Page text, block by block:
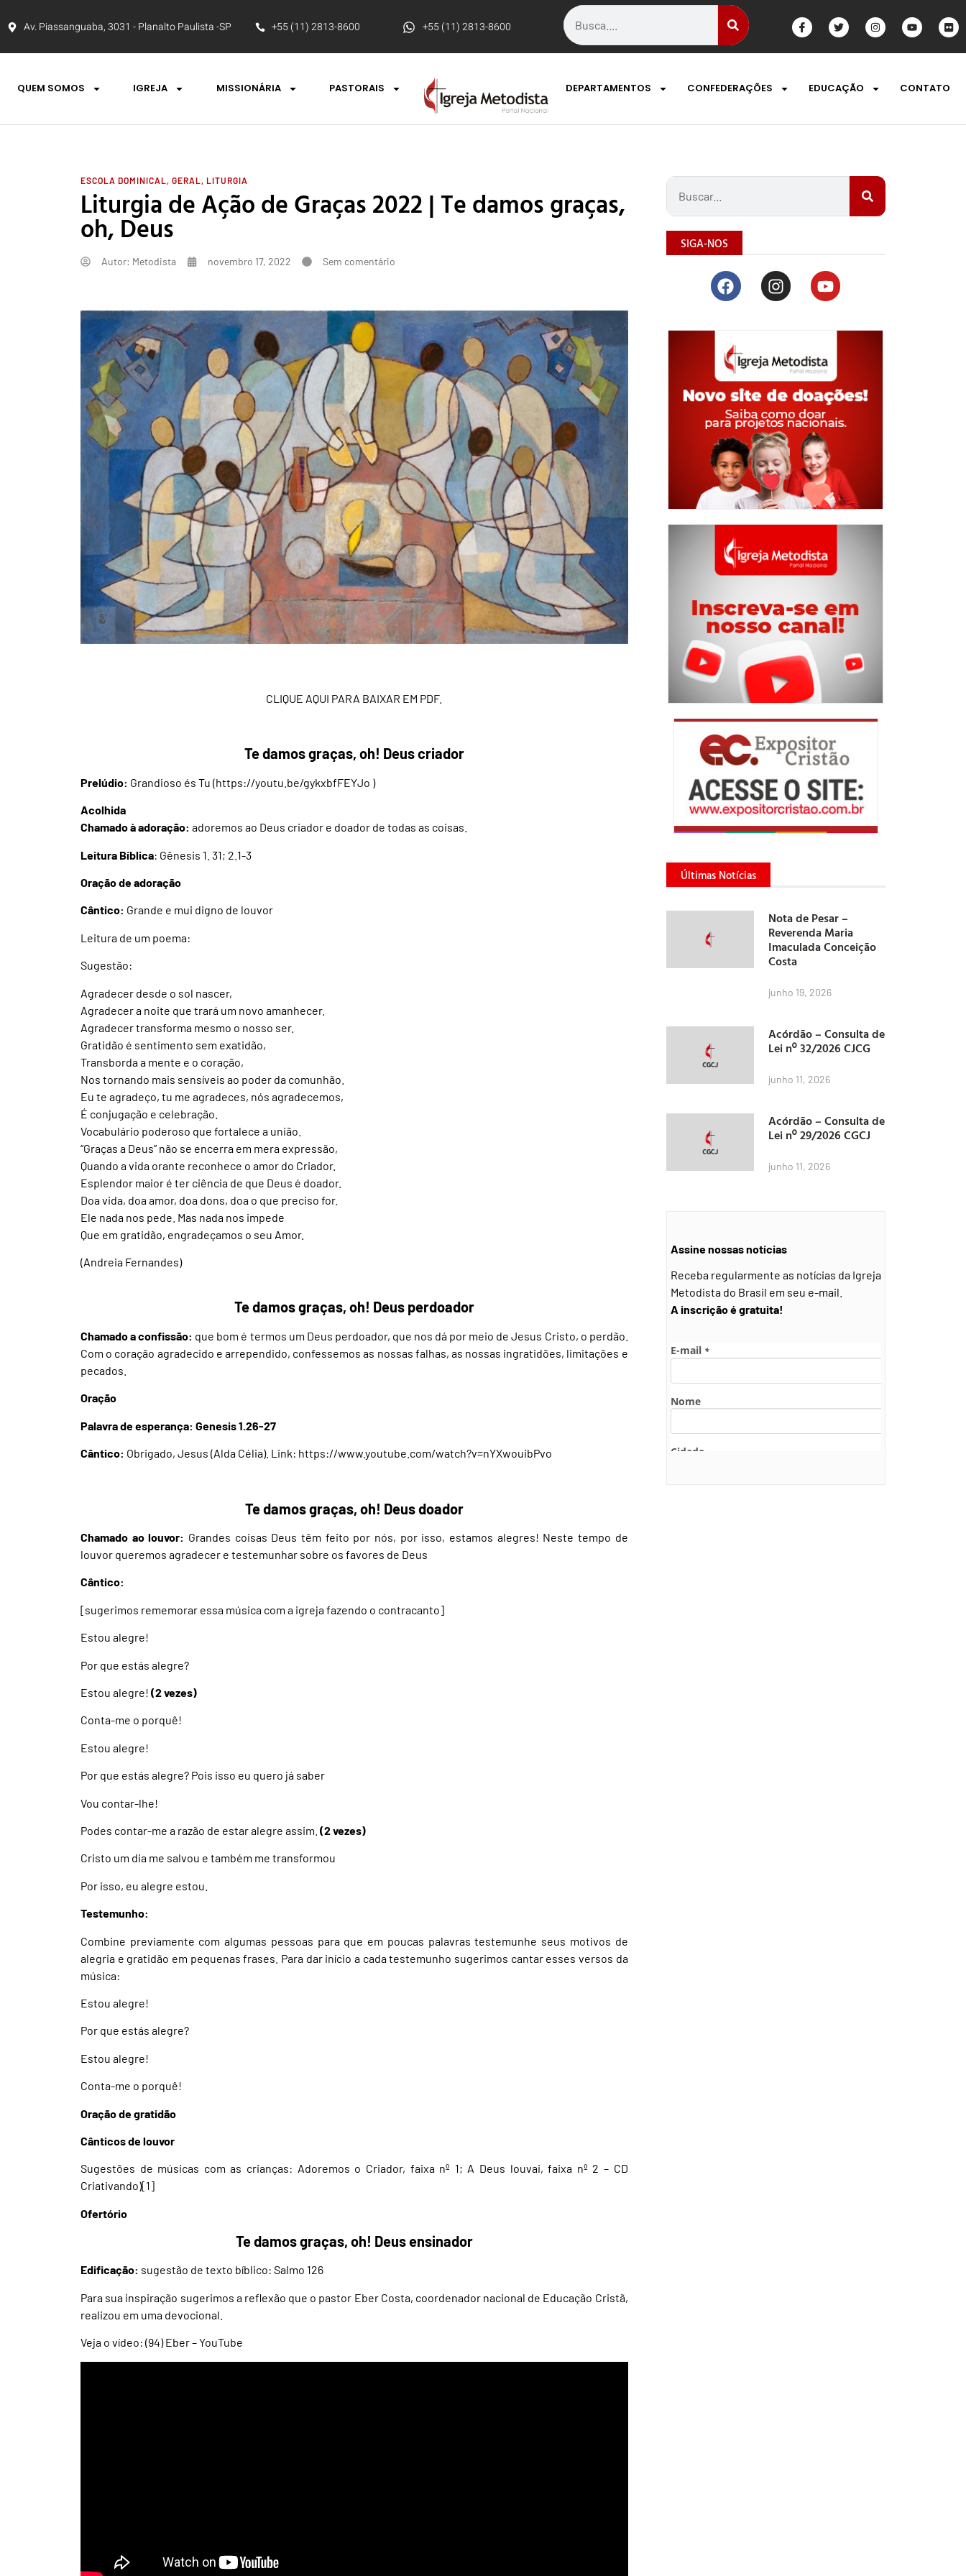
Av. Piassanguaba, 3031 - Planalto Paulista -SP +55 (11) 2813-8600 +55 (11) 2813-8600
QUEM SOMOS IGREJA MISSIONÁRIA PASTORAIS DEPARTAMENTOS CONFEDERAÇÕES EDUCAÇÃO CONTATO
ESCOLA DOMINICAL, GERAL, LITURGIA
Liturgia de Ação de Graças 2022 | Te damos graças,
oh, Deus
Autor: Metodista novembro 17, 2022 Sem comentário
CLIQUE AQUI PARA BAIXAR EM PDF.
Te damos graças, oh! Deus criador
Prelúdio: Grandioso és Tu (https://youtu.be/gykxbfFEYJo )
Acolhida
Chamado à adoração: adoremos ao Deus criador e doador de todas as coisas.
Leitura Bíblica: Gênesis 1. 31; 2.1-3
Oração de adoração
Cântico: Grande e mui digno de louvor
Leitura de um poema:
Sugestão:
Agradecer desde o sol nascer,
Agradecer a noite que trará um novo amanhecer.
Agradecer transforma mesmo o nosso ser.
Gratidão é sentimento sem exatidão,
Transborda a mente e o coração,
Nos tornando mais sensíveis ao poder da comunhão.
Eu te agradeço, tu me agradeces, nós agradecemos,
É conjugação e celebração.
Vocabulário poderoso que fortalece a união.
“Graças a Deus” não se encerra em mera expressão,
Quando a vida orante reconhece o amor do Criador.
Esplendor maior é ter ciência de que Deus é doador.
Doa vida, doa amor, doa dons, doa o que preciso for.
Ele nada nos pede. Mas nada nos impede
Que em gratidão, engradeçamos o seu Amor.
(Andreia Fernandes)
Te damos graças, oh! Deus perdoador
Chamado a confissão: que bom é termos um Deus perdoador, que nos dá por meio de Jesus Cristo, o perdão.
Com o coração agradecido e arrependido, confessemos as nossas falhas, as nossas ingratidões, limitações e
pecados.
Oração
Palavra de esperança: Genesis 1.26-27
Cântico: Obrigado, Jesus (Alda Célia). Link: https://www.youtube.com/watch?v=nYXwouibPvo
Te damos graças, oh! Deus doador
Chamado ao louvor: Grandes coisas Deus têm feito por nós, por isso, estamos alegres! Neste tempo de
louvor queremos agradecer e testemunhar sobre os favores de Deus
Cântico:
[sugerimos rememorar essa música com a igreja fazendo o contracanto]
Estou alegre!
Por que estás alegre?
Estou alegre! (2 vezes)
Conta-me o porquê!
Estou alegre!
Por que estás alegre? Pois isso eu quero já saber
Vou contar-lhe!
Podes contar-me a razão de estar alegre assim. (2 vezes)
Cristo um dia me salvou e também me transformou
Por isso, eu alegre estou.
Testemunho:
Combine previamente com algumas pessoas para que em poucas palavras testemunhe seus motivos de
alegria e gratidão em pequenas frases. Para dar início a cada testemunho sugerimos cantar esses versos da
música:
Estou alegre!
Por que estás alegre?
Estou alegre!
Conta-me o porquê!
Oração de gratidão
Cânticos de louvor
Sugestões de músicas com as crianças: Adoremos o Criador, faixa nº 1; A Deus louvai, faixa nº 2 – CD
Criativando)[1]
Ofertório
Te damos graças, oh! Deus ensinador
Edificação: sugestão de texto bíblico: Salmo 126
Para sua inspiração sugerimos a reflexão que o pastor Eber Costa, coordenador nacional de Educação Cristã,
realizou em uma devocional.
Veja o vídeo: (94) Eber – YouTube
SIGA-NOS
Últimas Notícias
Nota de Pesar –
Reverenda Maria
Imaculada Conceição
Costa
junho 19, 2026
Acórdão – Consulta de
Lei nº 32/2026 CJCG
junho 11, 2026
Acórdão – Consulta de
Lei nº 29/2026 CGCJ
junho 11, 2026
Assine nossas notícias
Receba regularmente as notícias da Igreja
Metodista do Brasil em seu e-mail.
A inscrição é gratuita!